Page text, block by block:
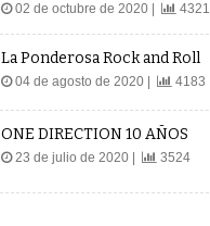
02 de octubre de 2020 | 4321
La Ponderosa Rock and Roll
04 de agosto de 2020 | 4183
ONE DIRECTION 10 AÑOS
23 de julio de 2020 | 3524